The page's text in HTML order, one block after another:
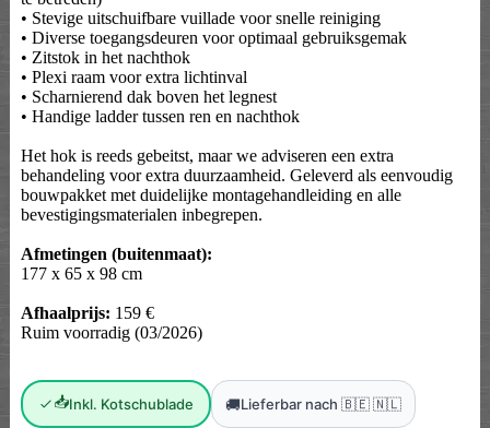
• Stevige uitschuifbare vuillade voor snelle reiniging
• Diverse toegangsdeuren voor optimaal gebruiksgemak
• Zitstok in het nachthok
• Plexi raam voor extra lichtinval
• Scharnierend dak boven het legnest
• Handige ladder tussen ren en nachthok
Het hok is reeds gebeitst, maar we adviseren een extra
behandeling voor extra duurzaamheid. Geleverd als eenvoudig
bouwpakket met duidelijke montagehandleiding en alle
bevestigingsmaterialen inbegrepen.
Afmetingen (buitenmaat):
177 x 65 x 98 cm
Afhaalprijs: 159 €
Ruim voorradig (03/2026)
📥Inkl. Kotschublade 🚚Lieferbar nach 🇧🇪 🇳🇱